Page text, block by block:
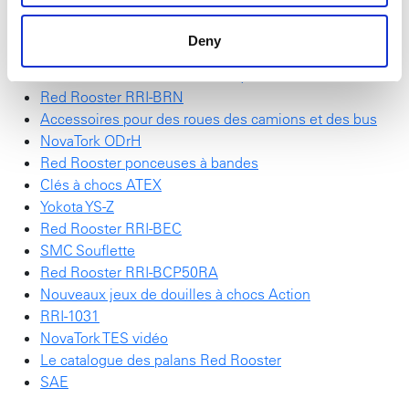
Deny
Nouveau NovaTork Brochure
Red Rooster RRI-BRN
Accessoires pour des roues des camions et des bus
NovaTork ODrH
Red Rooster ponceuses à bandes
Clés à chocs ATEX
Yokota YS-Z
Red Rooster RRI-BEC
SMC Souflette
Red Rooster RRI-BCP50RA
Nouveaux jeux de douilles à chocs Action
RRI-1031
NovaTork TES vidéo
Le catalogue des palans Red Rooster
SAE